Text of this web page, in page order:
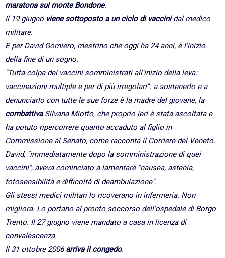
maratona sul monte Bondone.
Il 19 giugno viene sottoposto a un ciclo di vaccinidal medico
militare.
E per David Gomiero, mestrino che oggi ha 24 anni, è l'inizio
della fine di un sogno.
"Tutta colpa dei vaccini somministrati all'inizio della leva:
vaccinazioni multiple e per di più irregolari": a sostenerlo e a
denunciarlo con tutte le sue forze è la madre del giovane, la
combattivaSilvana Miotto, che proprio ieri è stata ascoltata e
ha potuto ripercorrere quanto accaduto al figlio in
Commissione al Senato, come racconta il Corriere del Veneto.
David, "immediatamente dopo la somministrazione di quei
vaccini", aveva cominciato a lamentare "nausea, astenia,
fotosensibilità e difficoltà di deambulazione".
Gli stessi medici militari lo ricoverano in infermeria. Non
migliora. Lo portano al pronto soccorso dell'ospedale di Borgo
Trento. Il 27 giugno viene mandato a casa in licenza di
convalescenza.
Il 31 ottobre 2006 arriva il congedo.